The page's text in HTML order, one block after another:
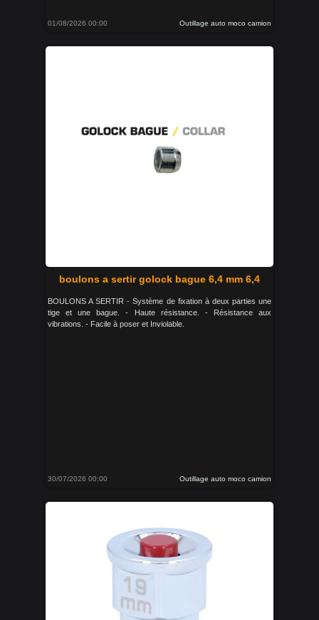
01/08/2026 00:00 Outillage auto moco camion
boulons a sertir golock bague 6,4 mm 6,4
BOULONS A SERTIR - Système de fixation à deux parties une
tige et une bague. - Haute résistance. - Résistance aux
vibrations. - Facile à poser et Inviolable.
30/07/2026 00:00 Outillage auto moco camion